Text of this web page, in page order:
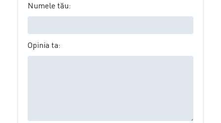
Numele tău:
Opinia ta: